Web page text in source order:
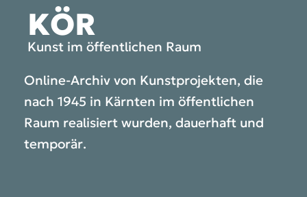
KÖR
Kunst im öffentlichen Raum
Online-Archiv von Kunstprojekten, die
nach 1945 in Kärnten im öffentlichen
Raum realisiert wurden, dauerhaft und
temporär.